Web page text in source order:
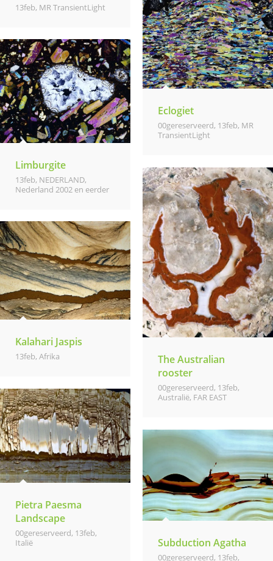
13feb, MR TransientLight
Eclogiet
00gereserveerd, 13feb, MR
TransientLight
Limburgite
13feb, NEDERLAND,
Nederland 2002 en eerder
The Australian
rooster
00gereserveerd, 13feb,
Australië, FAR EAST
Kalahari Jaspis
13feb, Afrika
Pietra Paesma
Landscape
00gereserveerd, 13feb,
Italië
Subduction Agatha
00gereserveerd, 13feb,